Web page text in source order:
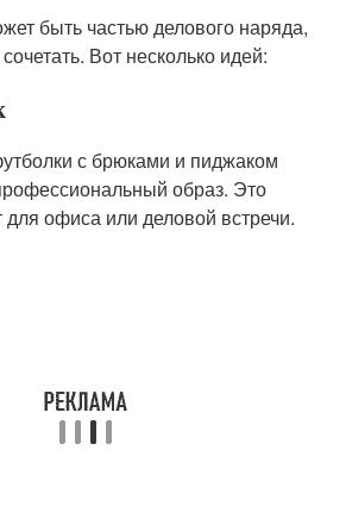
быть частью делового наряда,
Вот несколько идей:
с брюками и пиджаком
образ. Это
офиса или деловой встречи.